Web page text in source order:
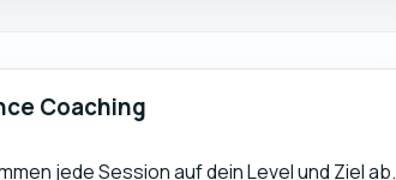
Coaching
jede Session auf dein Level und Ziel ab.